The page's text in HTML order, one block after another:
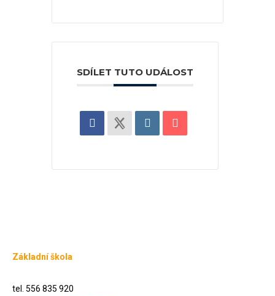
SDÍLET TUTO UDÁLOST
Základní škola
tel. 556 835 920